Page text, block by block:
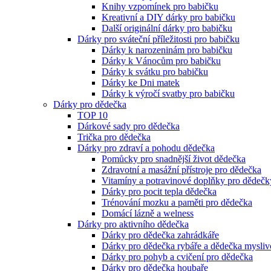
Knihy vzpomínek pro babičku
Kreativní a DIY dárky pro babičku
Další originální dárky pro babičku
Dárky pro sváteční příležitosti pro babičku
Dárky k narozeninám pro babičku
Dárky k Vánocům pro babičku
Dárky k svátku pro babičku
Dárky ke Dni matek
Dárky k výročí svatby pro babičku
Dárky pro dědečka
TOP 10
Dárkové sady pro dědečka
Trička pro dědečka
Dárky pro zdraví a pohodu dědečka
Pomůcky pro snadnější život dědečka
Zdravotní a masážní přístroje pro dědečka
Vitamíny a potravinové doplňky pro
Dárky pro pocit tepla dědečka
Trénování mozku a paměti pro dědečka
Domácí lázně a welness
Dárky pro aktivního dědečka
Dárky pro dědečka zahrádkáře
Dárky pro dědečka rybáře a dědečka
Dárky pro pohyb a cvičení pro dědečka
Dárky pro dědečka houbaře